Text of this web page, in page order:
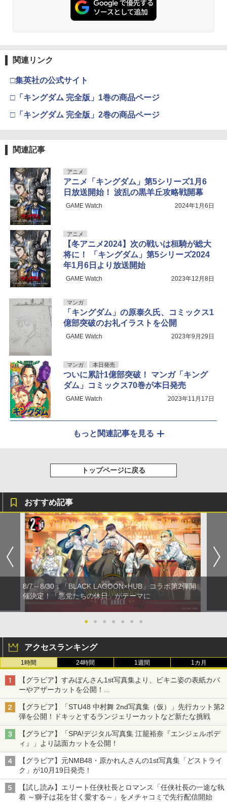
関連リンク
□集英社の公式サイト
□「キングダム 完全版」1巻の商品ページ
□「キングダム 完全版」2巻の商品ページ
関連記事
アニメ
アニメ「キングダム」第5シリーズ1月6
日放送開始！ 波乱の黒羊丘攻略戦開幕
GAME Watch 2024年1月6日
アニメ
【冬アニメ2024】次の戦いは桓騎が総大
将に！ 「キングダム」第5シリーズ2024
年1月6日より放送開始
GAME Watch 2023年12月8日
マンガ
「キングダム」の原泰久氏、コミックス1
億部突破のお礼イラストを公開
GAME Watch 2023年9月29日
マンガ 本日発売
ついに累計1億部突破！ マンガ「キング
ダム」コミックス70巻が本日発売
GAME Watch 2023年11月17日
もっと関連記事を見る
トップページに戻る
おすすめ記事
8/7～8/30：「BLACK LAGOON×HUB」コラボ第2弾開
催決定！「悪党たちの休日」がテーマに
● ● ● ● ● ● ●
アクセスランキング
1時間 24時間 1週間 1カ月
【グラビア】すみぽんさん1st写真集より、ビキニ姿の表紙カバ
ーやアザーカットを公開！
タイトルは「offcourt（オフコート）」に決定
【グラビア】「STU48 中村舞 2nd写真集（仮）」先行カット第2
弾を公開！ドキッとするランジェリーカットなど新たな挑戦
【グラビア】「SPA!デジタル写真集 江籠裕奈『エンジェルボデ
ィ』」より誌面カットを公開！
【グラビア】元NMB48・原かれんさんの1st写真集「どストライ
ク」が10月19日発売！
【試し読み】エリート任侠社長とロマンス「任侠社長の一途な執
着 ～獅子は花を甘く愛する～」をメチャコミで先行配信開始